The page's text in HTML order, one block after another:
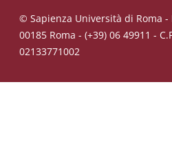
© Sapienza Università di Roma -
00185 Roma - (+39) 06 49911 -
02133771002